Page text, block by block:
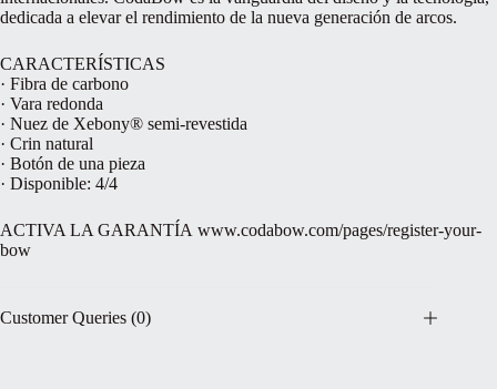
dedicada a elevar el rendimiento de la nueva generación de arcos.
CARACTERÍSTICAS
· Fibra de carbono
· Vara redonda
· Nuez de Xebony® semi-revestida
· Crin natural
· Botón de una pieza
· Disponible: 4/4
ACTIVA LA GARANTÍA www.codabow.com/pages/register-your-
bow
Customer Queries (0)